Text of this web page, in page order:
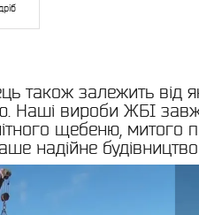
також залежить
Наші вироби ЖБІ
щебеню, митого
надійне будівництво